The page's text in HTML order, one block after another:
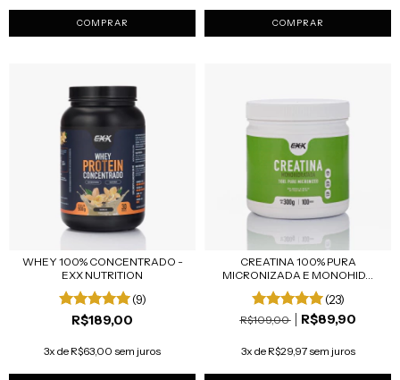
COMPRAR
WHEY 100% CONCENTRADO -
EXX NUTRITION
(9)
R$189,00
3x de R$63,00 sem juros
CREATINA 100% PURA
MICRONIZADA E MONOHID...
(23)
R$109,00 R$89,90
3x de R$29,97 sem juros